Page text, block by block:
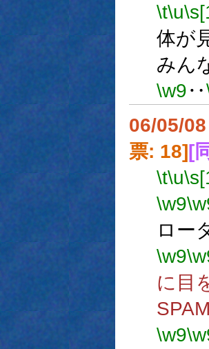
\t\u
体が
みん
\w9‥
06/05/
票: 18][
\t\u
\w9
ロー
\w9
に目
\w9